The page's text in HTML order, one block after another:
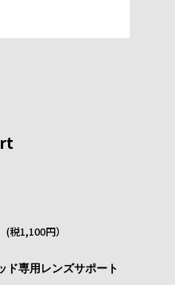
(税1,100円）
ド専用レンズサポート